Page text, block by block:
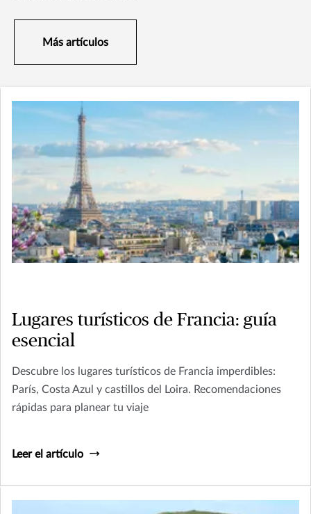
Más artículos
Lugares turísticos de Francia: guía
esencial
Descubre los lugares turísticos de Francia imperdibles:
París, Costa Azul y castillos del Loira. Recomendaciones
rápidas para planear tu viaje
Leer el artículo